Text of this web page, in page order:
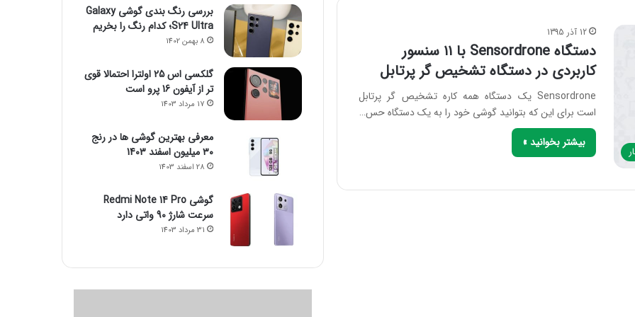
12 آذر 1395
دستگاه Sensordrone با ۱۱ سنسور
کاربردی در دستگاه تشخیص گر پرتابل
Sensordrone یک دستگاه همه کاره تشخیص گر پرتابل
است برای این که بتوانید گوشی خود را به یک دستگاه حس…
بیشتر بخوانید »
بررسی رنگ بندی گوشی Galaxy
S24 Ultra؛ کدام رنگ را بخریم
8 بهمن 1402
گلکسی اس 25 اولترا احتمالا قوی
تر از آیفون 16 پرو است
17 مرداد 1403
معرفی بهترین گوشی ها در رنج
۳۰ میلیون اسفند 1403
28 اسفند 1403
گوشی Redmi Note 14 Pro
سرعت شارژ 90 واتی دارد
31 مرداد 1403